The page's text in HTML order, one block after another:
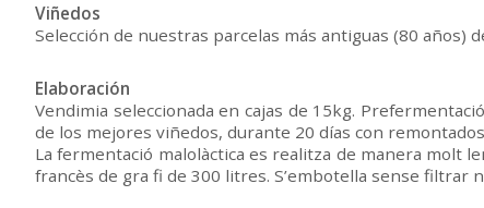
Viñedos
Selección de nuestras parcelas más antiguas (80 años)
Elaboración
Vendimia seleccionada en cajas de 15kg.
de los mejores viñedos, durante 20 días con
La fermentació malolàctica es realitza de manera molt
francès de gra fi de 300 litres. S’embotella sense filtrar